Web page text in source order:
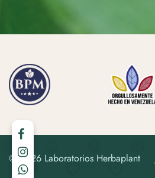
© 2026 Laboratorios Herbaplant